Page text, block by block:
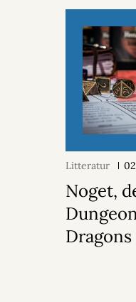
Litteratur
Noget,
Dragons